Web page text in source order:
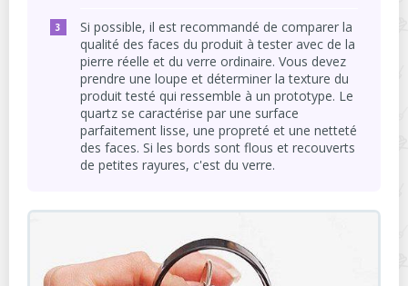
Si possible, il est recommandé de comparer la
qualité des faces du produit à tester avec de la
pierre réelle et du verre ordinaire. Vous devez
prendre une loupe et déterminer la texture du
produit testé qui ressemble à un prototype. Le
quartz se caractérise par une surface
parfaitement lisse, une propreté et une netteté
des faces. Si les bords sont flous et recouverts
de petites rayures, c'est du verre.